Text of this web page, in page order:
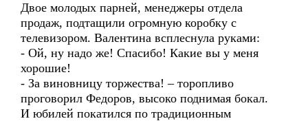
Двое молодых парней, менеджеры отдела
продаж, подтащили огромную коробку с
телевизором. Валентина всплеснула руками:
- Ой, ну надо же! Спасибо! Какие вы у меня
хорошие!
- За виновницу торжества! – торопливо
проговорил Федоров, высоко поднимая бокал.
И юбилей покатился по традиционным